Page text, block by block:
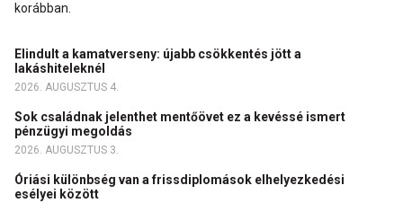
korábban.
Elindult a kamatverseny: újabb csökkentés jött a
lakáshiteleknél
2026. AUGUSZTUS 4.
Sok családnak jelenthet mentőövet ez a kevéssé ismert
pénzügyi megoldás
2026. AUGUSZTUS 3.
Óriási különbség van a frissdiplomások elhelyezkedési
esélyei között